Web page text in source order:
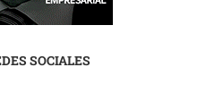
SOCIALES